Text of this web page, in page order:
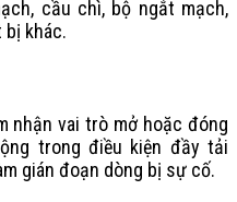
cầu chì, bộ ngắt mạch,
bị khác.
nhận vai trò mở hoặc đóng
trong điều kiện đầy tải
gián đoạn dòng bị sự cố.